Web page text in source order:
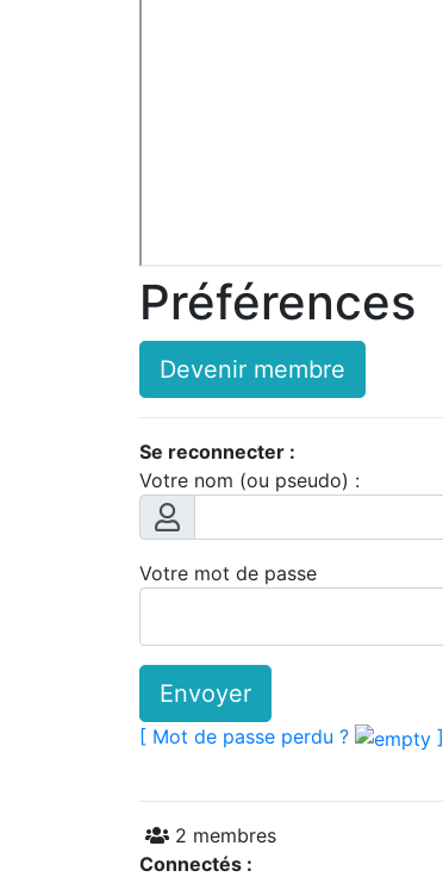
Préférences
Devenir membre
Se reconnecter :
Votre nom (ou pseudo) :
Votre mot de passe
Envoyer
[ Mot de passe perdu ? ]
2 membres
Connectés :